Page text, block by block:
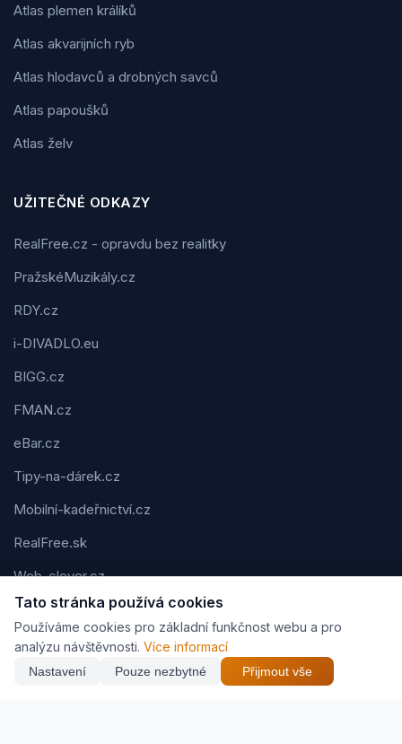
Atlas plemen králíků
Atlas akvarijních ryb
Atlas hlodavců a drobných savců
Atlas papoušků
Atlas želv
UŽITEČNÉ ODKAZY
RealFree.cz - opravdu bez realitky
PražskéMuzikály.cz
RDY.cz
i-DIVADLO.eu
BIGG.cz
FMAN.cz
eBar.cz
Tipy-na-dárek.cz
Mobilní-kadeřnictví.cz
RealFree.sk
Web-clever.cz
Kvízov.cz
Karavaning.net
CVčko.eu
Tato stránka používá cookies
Používáme cookies pro základní funkčnost webu a pro
analýzu návštěvnosti. Více informací
Nastavení Pouze nezbytné Přijmout vše